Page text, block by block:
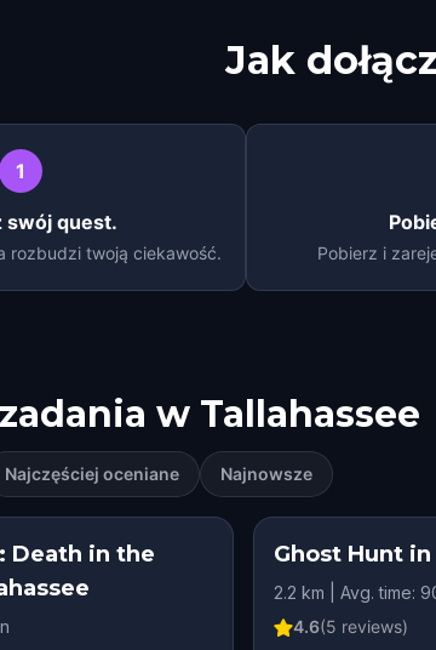
Jak
1
swój quest.
rozbudzi twoją ciekawość. Pobierz i
w Tallahassee
Najczęściej oceniane Najnowsze
Death in the
Ghost Hunt
2.2 km | Avg. time:
4.6(5 reviews)